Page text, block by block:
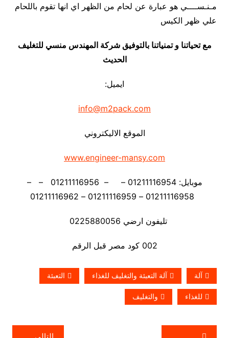
مـنـســــي هو عبارة عن لحام من الظهر اي انها تقوم باللحام
علي ظهر الكيس
مع تحياتنا و تمنياتنا بالتوفيق شركة المهندس منسي للتغليف
الحديث
ايميل:
info@m2pack.com
الموقع الاليكتروني
www.engineer-mansy.com
موبايل: 01211116954 – – 01211116956 – –
تليفون ارضي 0225880056
002 كود مصر قبل الرقم
آلة آلة التعبئة والتغليف للغذاء التعبئة
للغذاء والتغليف
تصفّح التالي